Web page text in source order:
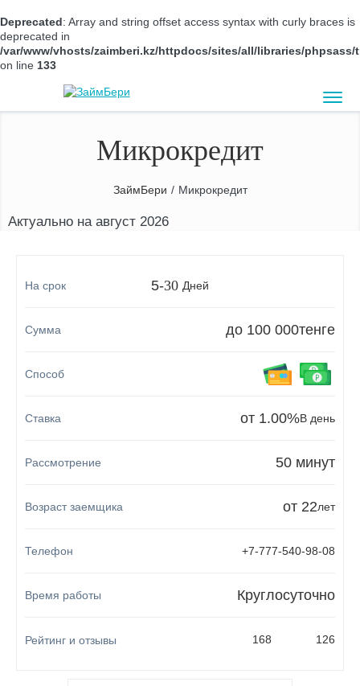
Deprecated: Array and string offset access syntax with curly braces is
deprecated in
/var/www/vhosts/zaimberi.kz/httpdocs/sites/all/libraries/phpsass/
on line 133
Микрокредит
ЗаймБери / Микрокредит
Актуально на август 2026
5-30 Дней
до 100 000тенге
от 1.00%В день
50 минут
от 22лет
+7-777-540-98-08
Круглосуточно
168 126